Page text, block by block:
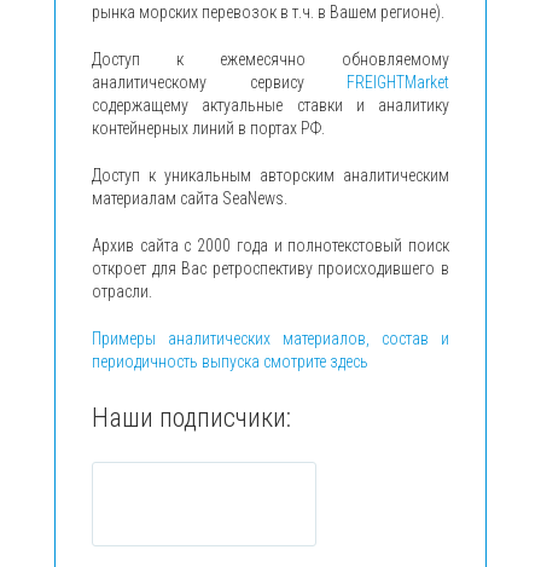
рынка морских перевозок в т.ч. в Вашем регионе).
Доступ к ежемесячно обновляемому
аналитическому сервису FREIGHTMarket
содержащему актуальные ставки и аналитику
контейнерных линий в портах РФ.
Доступ к уникальным авторским аналитическим
материалам сайта SeaNews.
Архив сайта с 2000 года и полнотекстовый поиск
откроет для Вас ретроспективу происходившего в
отрасли.
Примеры аналитических материалов, состав и
периодичность выпуска смотрите здесь
Наши подписчики: